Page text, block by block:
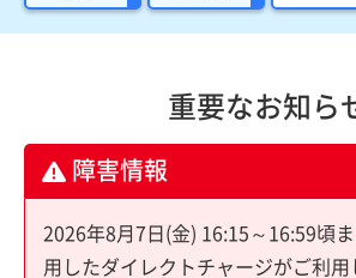
重要なお知ら
障害情報
2026年8月7日(金) 16:15～16:59頃ま
用したダイレクトチャージがご利用